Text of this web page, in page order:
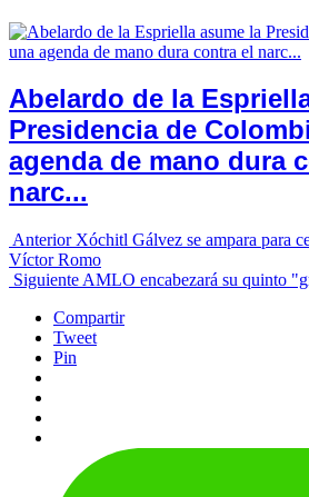
Abelardo de la
Presidencia de
agenda de mano dura
narc...
Anterior Xóchitl Gálvez se ampara para
Víctor Romo
Siguiente AMLO encabezará su quinto
Compartir
Tweet
Pin